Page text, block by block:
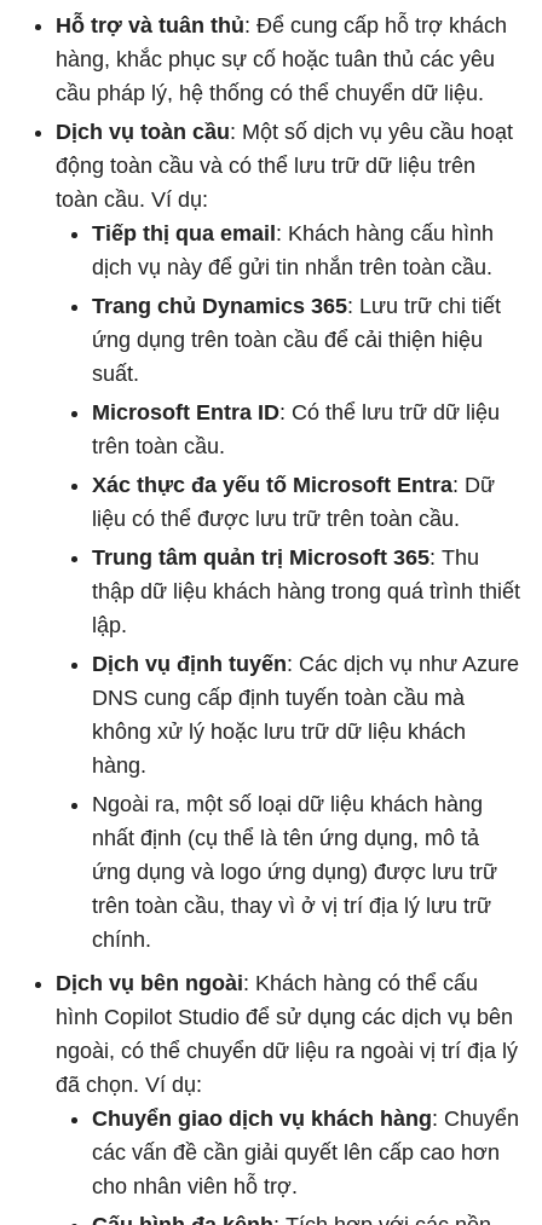
Hỗ trợ và tuân thủ: Để cung cấp hỗ trợ khách
hàng, khắc phục sự cố hoặc tuân thủ các yêu
cầu pháp lý, hệ thống có thể chuyển dữ liệu.
Dịch vụ toàn cầu: Một số dịch vụ yêu cầu hoạt
động toàn cầu và có thể lưu trữ dữ liệu trên
toàn cầu. Ví dụ:
Tiếp thị qua email : Khách hàng cấu hình
dịch vụ này để gửi tin nhắn trên toàn cầu.
Trang chủ Dynamics 365: Lưu trữ chi tiết
ứng dụng trên toàn cầu để cải thiện hiệu
suất.
Microsoft Entra ID: Có thể lưu trữ dữ liệu
trên toàn cầu.
Xác thực đa yếu tố Microsoft Entra: Dữ
liệu có thể được lưu trữ trên toàn cầu.
Trung tâm quản trị Microsoft 365: Thu
thập dữ liệu khách hàng trong quá trình thiết
lập.
Dịch vụ định tuyến: Các dịch vụ như Azure
DNS cung cấp định tuyến toàn cầu mà
không xử lý hoặc lưu trữ dữ liệu khách
hàng.
Ngoài ra, một số loại dữ liệu khách hàng
nhất định (cụ thể là tên ứng dụng, mô tả
ứng dụng và logo ứng dụng) được lưu trữ
trên toàn cầu, thay vì ở vị trí địa lý lưu trữ
chính.
Dịch vụ bên ngoài: Khách hàng có thể cấu
hình Copilot Studio để sử dụng các dịch vụ bên
ngoài, có thể chuyển dữ liệu ra ngoài vị trí địa lý
đã chọn. Ví dụ:
Chuyển giao dịch vụ khách hàng: Chuyển
các vấn đề cần giải quyết lên cấp cao hơn
cho nhân viên hỗ trợ.